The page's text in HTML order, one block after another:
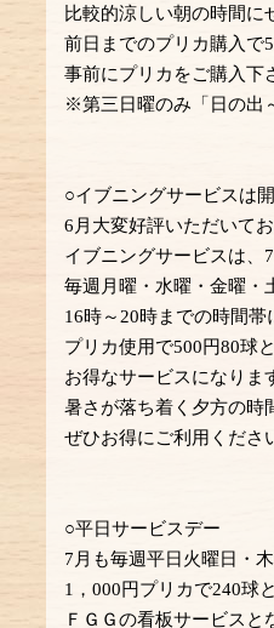
比較的涼しい朝の時間に
前日までのプリカ購入で
事前にプリカをご購入下
※第三日曜のみ「日の出
○イブニングサービスは
6月大変好評いただいて
イブニングサービスは、
毎週月曜・水曜・金曜・
16時～20時までの時間帯
プリカ使用で500円80球
お得なサービスになりま
暑さが落ち着く夕方の時
ぜひお得にご利用くださ
○平日サービスデー
7月も毎週平日火曜日・
1，000円プリカで240球
ＦＧＧの看板サービスと